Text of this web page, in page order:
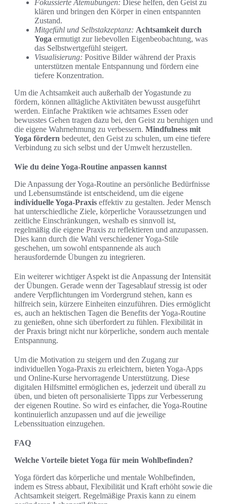
Fokussierte Atemübungen: Diese helfen, den Geist zu
klären und bringen den Körper in einen entspannten
Zustand.
Mitgefühl und Selbstakzeptanz: Achtsamkeit durch
Yoga ermutigt zur liebevollen Eigenbeobachtung, was
das Selbstwertgefühl steigert.
Visualisierung: Positive Bilder während der Praxis
unterstützen mentale Entspannung und fördern eine
tiefere Konzentration.
Um die Achtsamkeit auch außerhalb der Yogastunde zu
fördern, können alltägliche Aktivitäten bewusst ausgeführt
werden. Einfache Praktiken wie achtsames Essen oder
bewusstes Gehen tragen dazu bei, den Geist zu beruhigen und
die eigene Wahrnehmung zu verbessern. Mindfulness mit
Yoga fördern bedeutet, den Geist zu schulen, um eine tiefere
Verbindung zu sich selbst und der Umwelt herzustellen.
Wie du deine Yoga-Routine anpassen kannst
Die Anpassung der Yoga-Routine an persönliche Bedürfnisse
und Lebensumstände ist entscheidend, um die eigene
individuelle Yoga-Praxis effektiv zu gestalten. Jeder Mensch
hat unterschiedliche Ziele, körperliche Voraussetzungen und
zeitliche Einschränkungen, weshalb es sinnvoll ist,
regelmäßig die eigene Praxis zu reflektieren und anzupassen.
Dies kann durch die Wahl verschiedener Yoga-Stile
geschehen, um sowohl entspannende als auch
herausfordernde Übungen zu integrieren.
Ein weiterer wichtiger Aspekt ist die Anpassung der Intensität
der Übungen. Gerade wenn der Tagesablauf stressig ist oder
andere Verpflichtungen im Vordergrund stehen, kann es
hilfreich sein, kürzere Einheiten einzuführen. Dies ermöglicht
es, auch an hektischen Tagen die Benefits der Yoga-Routine
zu genießen, ohne sich überfordert zu fühlen. Flexibilität in
der Praxis bringt nicht nur körperliche, sondern auch mentale
Entspannung.
Um die Motivation zu steigern und den Zugang zur
individuellen Yoga-Praxis zu erleichtern, bieten Yoga-Apps
und Online-Kurse hervorragende Unterstützung. Diese
digitalen Hilfsmittel ermöglichen es, jederzeit und überall zu
üben, und bieten oft personalisierte Tipps zur Verbesserung
der eigenen Routine. So wird es einfacher, die Yoga-Routine
kontinuierlich anzupassen und auf die jeweilige
Lebenssituation einzugehen.
FAQ
Welche Vorteile bietet Yoga für mein Wohlbefinden?
Yoga fördert das körperliche und mentale Wohlbefinden,
indem es Stress abbaut, Flexibilität und Kraft erhöht sowie die
Achtsamkeit steigert. Regelmäßige Praxis kann zu einem